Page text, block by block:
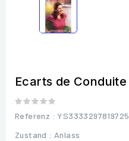
Ecarts de Conduite
Referenz : YS3333297819725
Zustand : Anlass